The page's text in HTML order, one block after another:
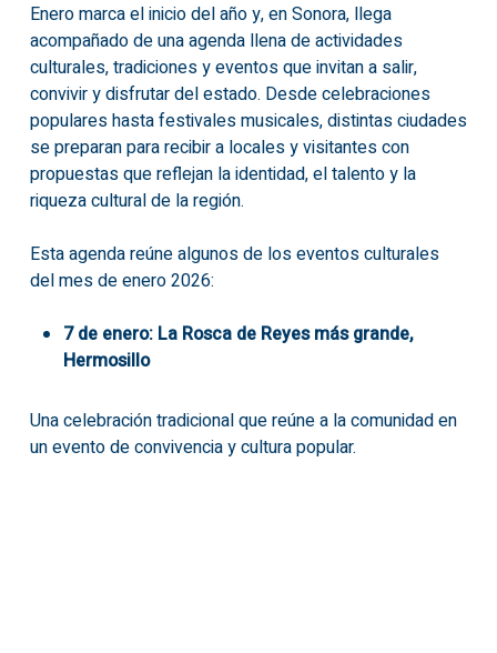
Enero marca el inicio del año y, en Sonora, llega
acompañado de una agenda llena de actividades
culturales, tradiciones y eventos que invitan a salir,
convivir y disfrutar del estado. Desde celebraciones
populares hasta festivales musicales, distintas ciudades
se preparan para recibir a locales y visitantes con
propuestas que reflejan la identidad, el talento y la
riqueza cultural de la región.
Esta agenda reúne algunos de los eventos culturales
del mes de enero 2026:
7 de enero: La Rosca de Reyes más grande,
Hermosillo
Una celebración tradicional que reúne a la comunidad en
un evento de convivencia y cultura popular.